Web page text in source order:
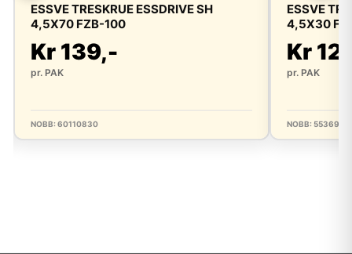
ESSVE TRESKRUE ESSDRIVE SH
4,5X70 FZB-100
Kr 139,-
pr. PAK
NOBB: 60110830
ESSVE
4,5X30
Kr
pr. PAK
NOBB: